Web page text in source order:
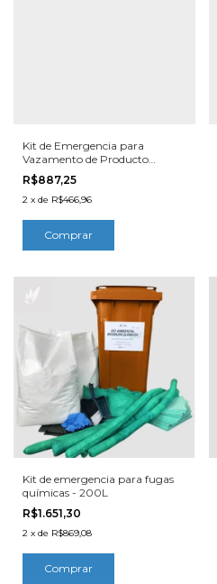
Kit de Emergencia para
Vazamento de Producto
Químico - 100L
R$887,25
2 x de R$466,96
Kit de emergencia para fugas
químicas - 200L
R$1.651,30
2 x de R$869,08